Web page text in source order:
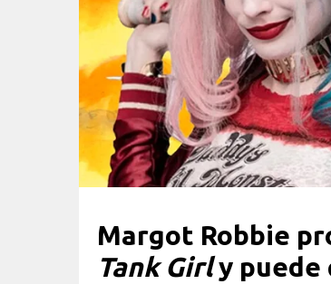
Margot Robbie
Tank Girly puede